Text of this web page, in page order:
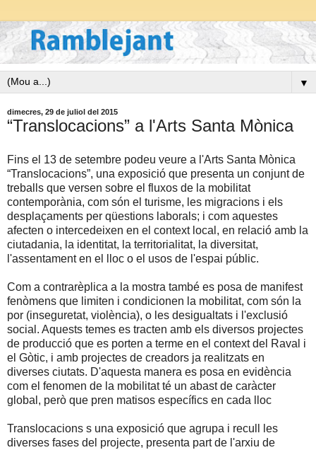
▼
dimecres, 29 de juliol del 2015
“Translocacions” a l'Arts Santa Mònica
Fins el 13 de setembre podeu veure a l'Arts Santa Mònica
“Translocacions”, una exposició que presenta un conjunt de
treballs que versen sobre el fluxos de la mobilitat
contemporània, com són el turisme, les migracions i els
desplaçaments per qüestions laborals; i com aquestes
afecten o intercedeixen en el context local, en relació amb la
ciutadania, la identitat, la territorialitat, la diversitat,
l'assentament en el lloc o el usos de l'espai públic.
Com a contrarèplica a la mostra també es posa de manifest
fenòmens que limiten i condicionen la mobilitat, com són la
por (inseguretat, violència), o les desigualtats i l'exclusió
social. Aquests temes es tracten amb els diversos projectes
de producció que es porten a terme en el context del Raval i
el Gòtic, i amb projectes de creadors ja realitzats en
diverses ciutats. D'aquesta manera es posa en evidència
com el fenomen de la mobilitat té un abast de caràcter
global, però que pren matisos específics en cada lloc
Translocacions s una exposició que agrupa i recull les
diverses fases del projecte, presenta part de l'arxiu de